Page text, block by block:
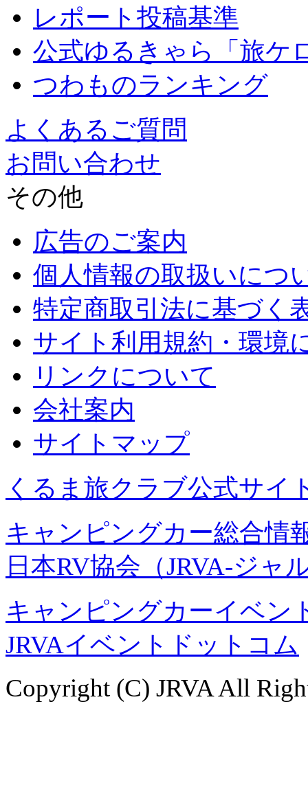
レポート投稿基準
公式ゆるきゃら「旅ケ
つわものランキング
よくあるご質問
お問い合わせ
その他
広告のご案内
個人情報の取扱いにつ
特定商取引法に基づく
サイト利用規約・環境
リンクについて
会社案内
サイトマップ
くるま旅クラブ公式サイ
キャンピングカー総合情
日本RV協会（JRVA-ジャ
キャンピングカーイベン
JRVAイベントドットコム
Copyright (C) JRVA All